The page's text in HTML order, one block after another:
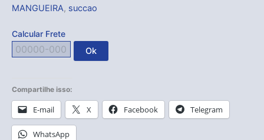
MANGUEIRA, succao
Calcular Frete
Ok
Compartilhe isso:
E-mail X Facebook Telegram
WhatsApp